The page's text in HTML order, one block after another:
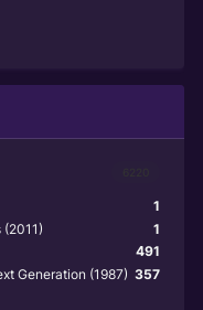
1
1
(2011)
491
357
Generation (1987)